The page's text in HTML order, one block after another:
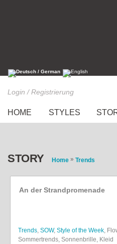
Login / Registrierung
HOME STYLES
STORY Home » Trends
An der Strandpromenade
Trends, SOW, Style of the Week,
Sommertrends, Sonnenbrille, Kleid